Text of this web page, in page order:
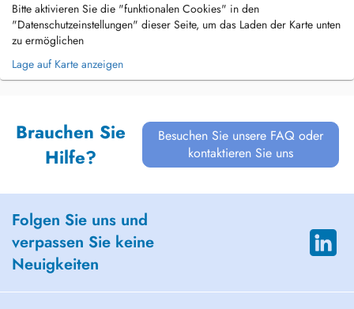
Bitte aktivieren Sie die "funktionalen Cookies" in den
"Datenschutzeinstellungen" dieser Seite, um das Laden der Karte unten
zu ermöglichen
Lage auf Karte anzeigen
Brauchen Sie
Hilfe?
Besuchen Sie unsere FAQ oder
kontaktieren Sie uns
Folgen Sie uns und
verpassen Sie keine
Neuigkeiten